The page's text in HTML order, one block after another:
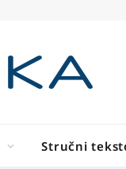
Stručni